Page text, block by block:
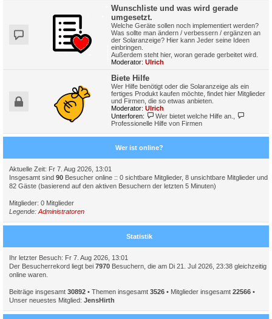
Wunschliste und was wird gerade
umgesetzt.
Welche Geräte sollen noch implementiert werden?
Was sollte man ändern / verbessern / ergänzen an
der Solaranzeige? Hier kann Jeder seine Ideen
einbringen.
Außerdem steht hier, woran gerade gerbeitet wird.
Moderator: Ulrich
Biete Hilfe
Wer Hilfe benötigt oder die Solaranzeige als ein
fertiges Produkt kaufen möchte, findet hier Mitglieder
und Firmen, die so etwas anbieten.
Moderator: Ulrich
Unterforen:
Wer bietet welche Hilfe an.
Professionelle Hilfe von Firmen
Wer ist online?
Aktuelle Zeit: Fr 7. Aug 2026, 13:01
Insgesamt sind 90 Besucher online :: 0 sichtbare Mitglieder, 8 unsichtbare Mitglieder und
82 Gäste (basierend auf den aktiven Besuchern der letzten 5 Minuten)
Mitglieder: 0 Mitglieder
Legende: Administratoren
Statistik
Ihr letzter Besuch: Fr 7. Aug 2026, 13:01
Der Besucherrekord liegt bei 7970 Besuchern, die am Di 21. Jul 2026, 23:38 gleichzeitig
online waren.
Beiträge insgesamt 30892 • Themen insgesamt 3526 • Mitglieder insgesamt 22566 •
Unser neuestes Mitglied: JensHirth